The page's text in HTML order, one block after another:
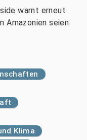
warnt erneut
Amazonien seien
Klima